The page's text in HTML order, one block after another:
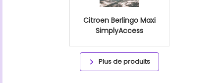
Citroen Berlingo Maxi
SimplyAccess
Plus de produits